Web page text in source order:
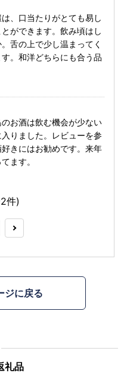
、口当たりがとても易し
ができます。飲み頃はし
舌の上で少し温まってく
。和洋どちらにも合う品
お酒は飲む機会が少ない
りました。レビューを参
きにはお勧めです。来年
ます。
2件)
ジに戻る
礼品